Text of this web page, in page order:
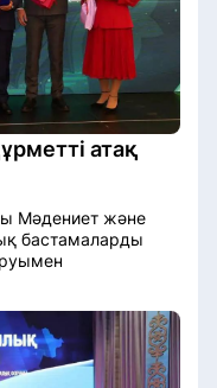
атақ
Мәдениет және
бастамаларды